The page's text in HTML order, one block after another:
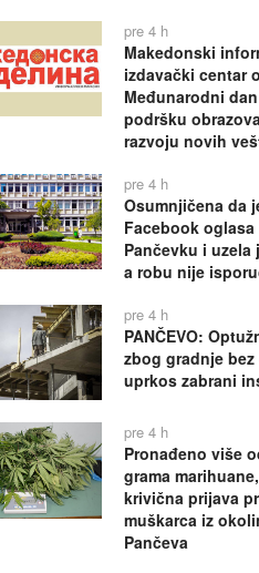
pre 4 h
Makedonski
izdavački centar
Međunarodni
podršku
razvoju novih
pre 4 h
Osumnjičena da
Facebook
Pančevku i uzela
a robu nije
pre 4 h
PANČEVO:
zbog gradnje
uprkos zabrani
pre 4 h
Pronađeno više
grama
krivična prijava
muškarca iz
Pančeva